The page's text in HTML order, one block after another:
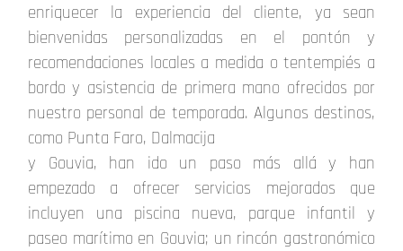
enriquecer la experiencia del cliente, ya sean
bienvenidas personalizadas en el pontón y
recomendaciones locales a medida o tentempiés a
bordo y asistencia de primera mano ofrecidos por
nuestro personal de temporada. Algunos destinos,
como Punta Faro, Dalmacija
y Gouvia, han ido un paso más allá y han
empezado a ofrecer servicios mejorados que
incluyen una piscina nueva, parque infantil y
paseo marítimo en Gouvia; un rincón gastronómico